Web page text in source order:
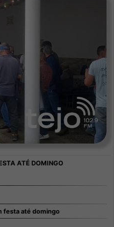
festa até domingo